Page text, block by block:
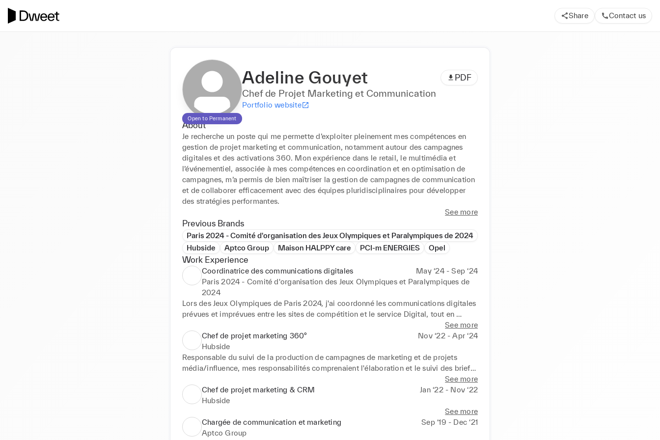
Share Contact us
Open to Permanent
Adeline Gouyet PDF
Chef de Projet Marketing et Communication
Portfolio website
About
Je recherche un poste qui me permette d’exploiter pleinement mes compétences en
gestion de projet marketing et communication, notamment autour des campagnes
digitales et des activations 360. Mon expérience dans le retail, le multimédia et
l’événementiel, associée à mes compétences en coordination et en optimisation de
campagnes, m’a permis de bien maîtriser la gestion de campagnes de communication
et de collaborer efficacement avec des équipes pluridisciplinaires pour développer
des stratégies performantes.
See more
Previous Brands
Paris 2024 - Comité d'organisation des Jeux Olympiques et Paralympiques de 2024
Hubside
Aptco Group Maison HALPPY care PCI-m ENERGIES Opel
Work Experience
Coordinatrice des communications digitales
May ‘24 - Sep ‘24
Paris 2024 - Comité d'organisation des Jeux Olympiques et Paralympiques de
2024
Lors des Jeux ​Olympiques de Paris ​2024, j'ai coordonné les ​communications ​digitales
prévues et ​imprévues entre les sites ​de compétition et le ​service Digital, tout en ​
contribuant à la création ​de parcours ​personnalisés en 9 ​langues pour des milliers ​de
spectateurs.
See more
Chef de projet marketing 360°
Nov ‘22 - Apr ‘24
Hubside
Responsable du suivi de la production de campagnes de marketing et de projets
média/influence, mes responsabilités comprenaient l'élaboration et le suivi des briefs
créatifs, la coordination des créations visuelles, la supervision de la production
audiovisuelle, ainsi que la garantie de la conformité légale des opérations. Ma solide
maîtrise des réseaux sociaux et des médias sociaux, ainsi que ma capacité à mener
des projets de la conception à la livraison finale, sont des atouts que j'ai développés à
ce poste. J'ai également joué un rôle clé dans la mise en œuvre de campagnes CRM
basées sur les données clients, générant un taux d'ouverture de 25% à 35% et
See more
Chef de projet marketing & CRM
Jan ‘22 - Nov ‘22
Hubside
See more
Chargée de communication et marketing
Sep ‘19 - Dec ‘21
Aptco Group